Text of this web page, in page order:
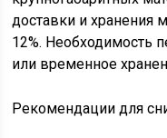
доставки и хранения
12%. Необходимость
или временное
Рекомендации для